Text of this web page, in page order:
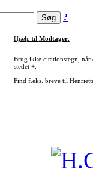
?
Hjælp til Modtager:
Brug ikke citationstegn, når
stedet +:
Find f.eks. breve til